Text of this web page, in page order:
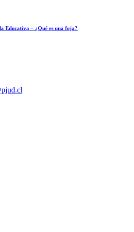
Educativa – ¿Qué es una foja?